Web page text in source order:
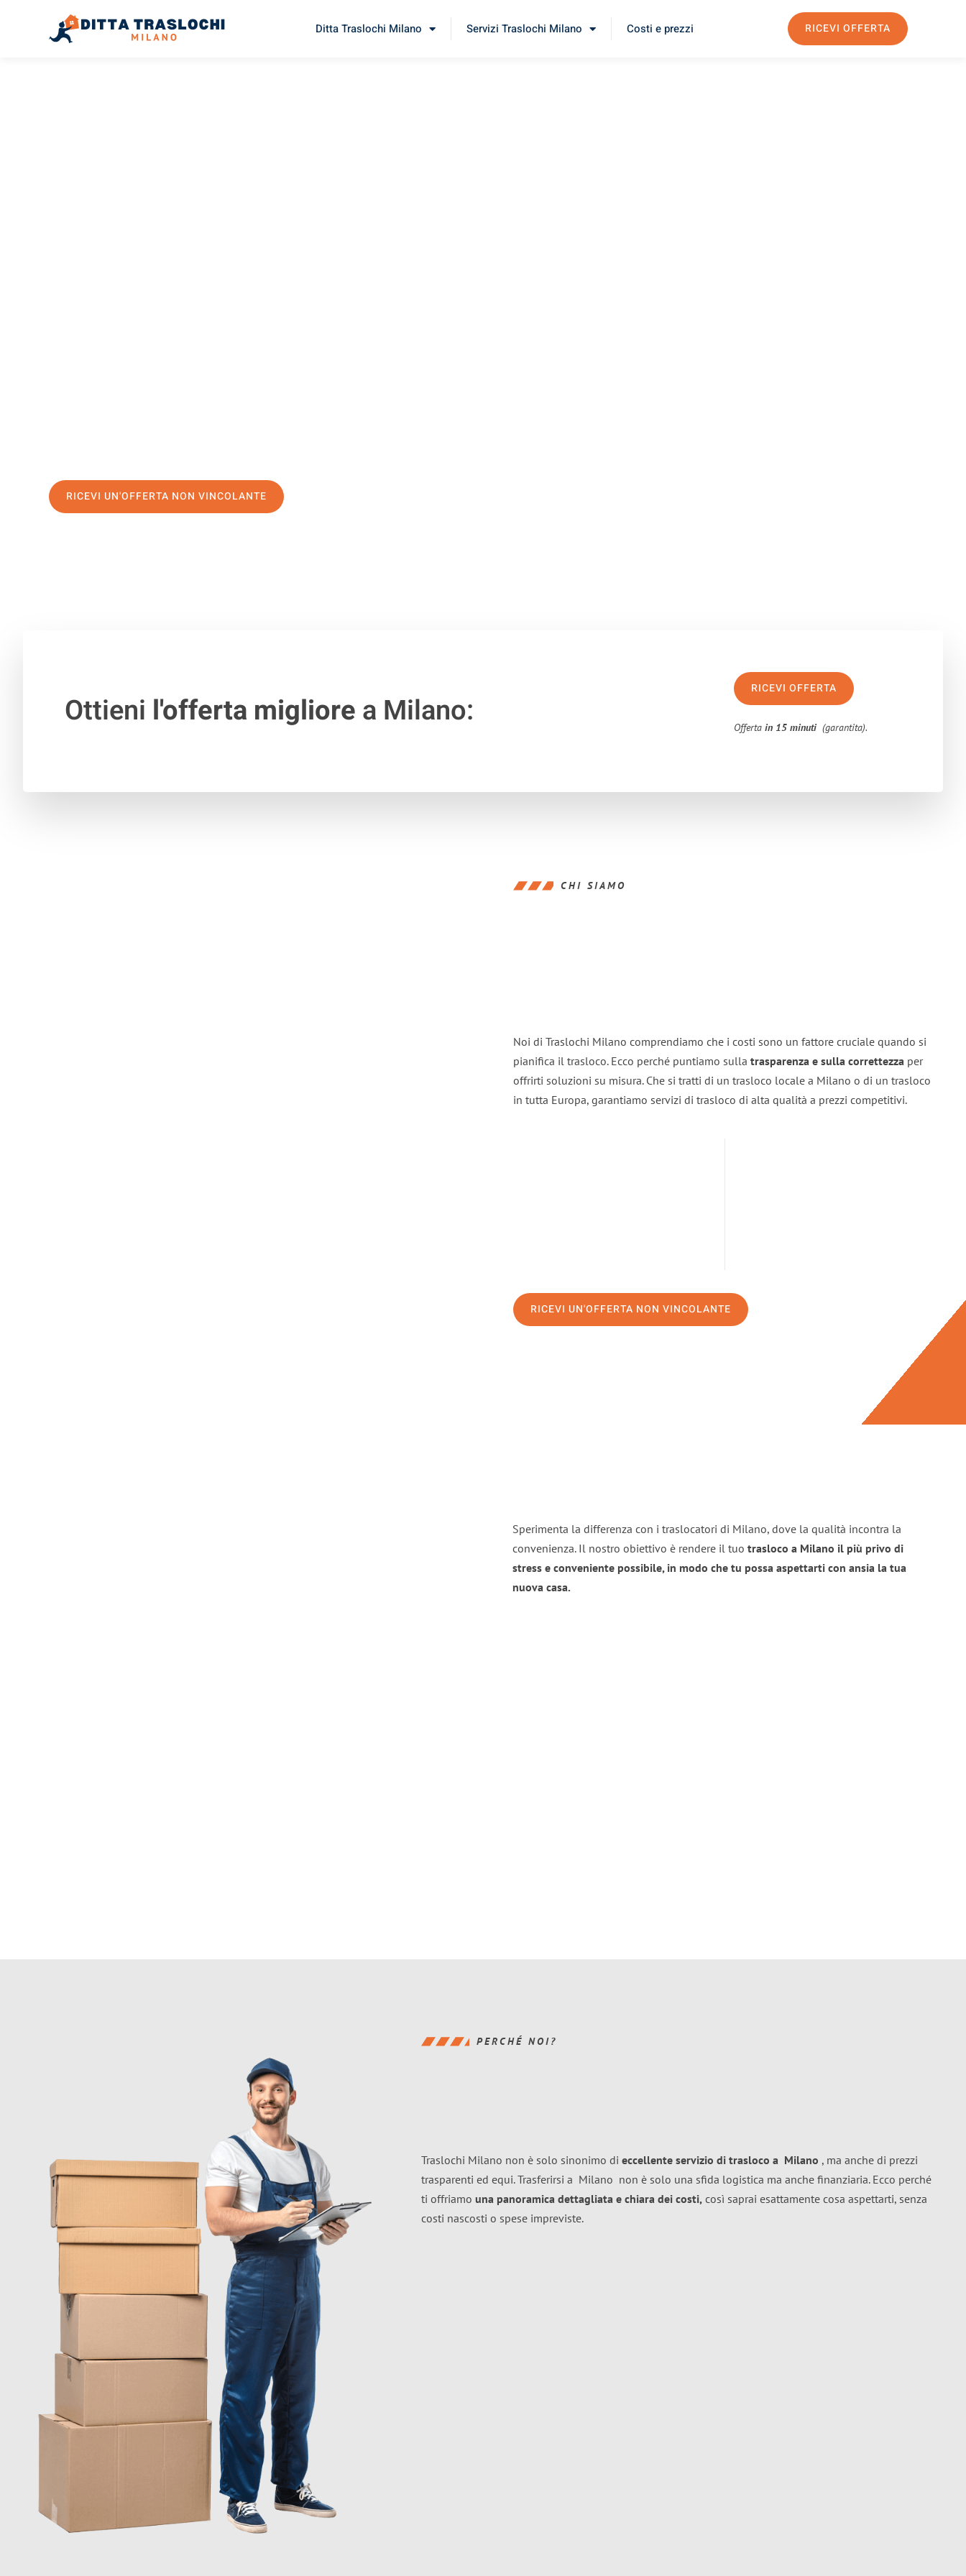
Ditta Traslochi Milano Servizi Traslochi Milano Costi e prezzi RICEVI OFFERTA
RICEVI UN'OFFERTA NON VINCOLANTE
Ottieni l'offerta migliorea Milano:
RICEVI OFFERTA
Offertain 15 minuti (garantita).
CHI SIAMO
Noi di Traslochi Milano comprendiamo che i costi sono un fattore cruciale quando si
pianifica il trasloco. Ecco perché puntiamo sulla trasparenza e sulla correttezza per
offrirti soluzioni su misura. Che si tratti di un trasloco locale a Milano o di un trasloco
in tutta Europa, garantiamo servizi di trasloco di alta qualità a prezzi competitivi.
RICEVI UN'OFFERTA NON VINCOLANTE
Sperimenta la differenza con i traslocatori di Milano, dove la qualità incontra la
convenienza. Il nostro obiettivo è rendere il tuo trasloco a Milano il più privo di
stress e conveniente possibile, in modo che tu possa aspettarti con ansia la tua
nuova casa.
PERCHÉ NOI?
Traslochi Milano non è solo sinonimo di eccellente servizio di trasloco a Milano , ma anche di prezzi
trasparenti ed equi. Trasferirsi a Milano non è solo una sfida logistica ma anche finanziaria. Ecco perché
ti offriamo una panoramica dettagliata e chiara dei costi, così saprai esattamente cosa aspettarti, senza
costi nascosti o spese impreviste.